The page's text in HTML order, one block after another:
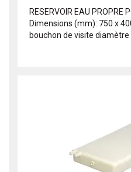
RESERVOIR EAU PROPRE
Dimensions (mm): 750 x
bouchon de visite